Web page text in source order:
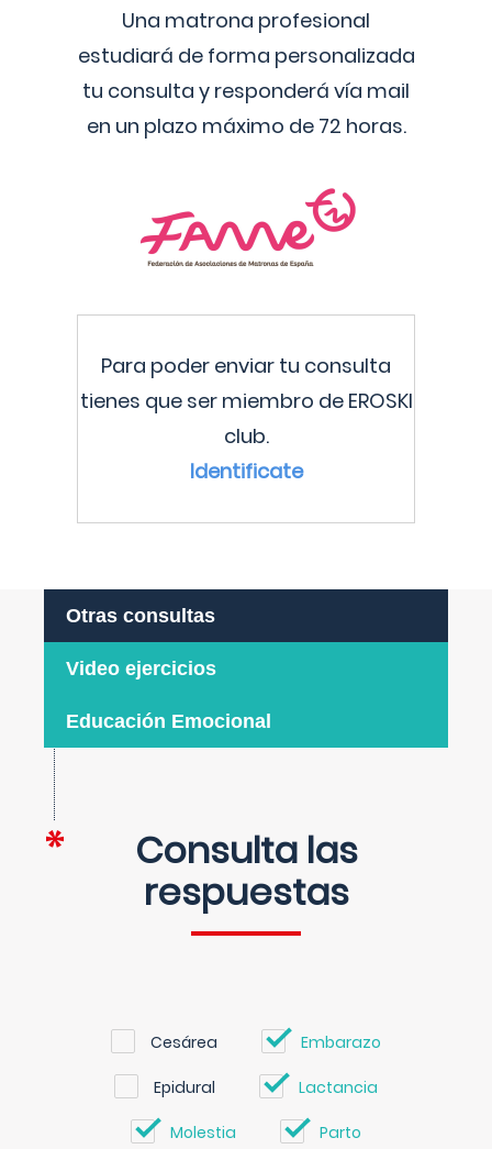
Una matrona profesional
estudiará de forma personalizada
tu consulta y responderá vía mail
en un plazo máximo de 72 horas.
Para poder enviar tu consulta
tienes que ser miembro de EROSKI
club.
Identificate
Otras consultas
Video ejercicios
Educación Emocional
Consulta las
respuestas
Cesárea Embarazo
Epidural Lactancia
Molestia Parto